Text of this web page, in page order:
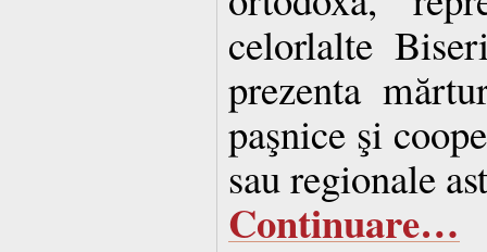
celorlalte
prezenta
paşnice şi
sau regionale
Continuare…